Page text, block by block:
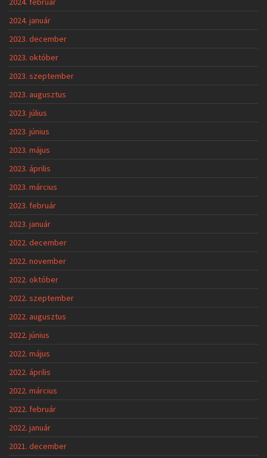
2024. január
2023. december
2023. október
2023. szeptember
2023. augusztus
2023. július
2023. június
2023. május
2023. április
2023. március
2023. február
2023. január
2022. december
2022. november
2022. október
2022. szeptember
2022. augusztus
2022. június
2022. május
2022. április
2022. március
2022. február
2022. január
2021. december